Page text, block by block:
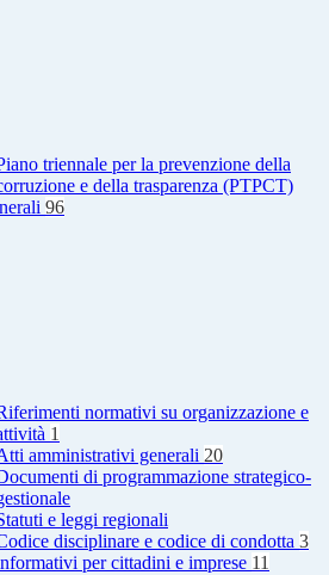
triennale per la prevenzione della
e della trasparenza (PTPCT)
96
normativi su organizzazione e
1
amministrativi generali 20
di programmazione strategico-
e leggi regionali
disciplinare e codice di condotta 3
per cittadini e imprese 11